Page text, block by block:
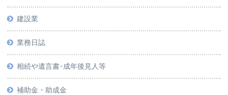
建設業
業務日誌
相続や遺言書･成年後見人等
補助金・助成金